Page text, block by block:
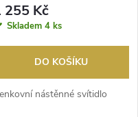
255 Kč
Skladem 4 ks
DO KOŠÍKU
nástěnné svítidlo